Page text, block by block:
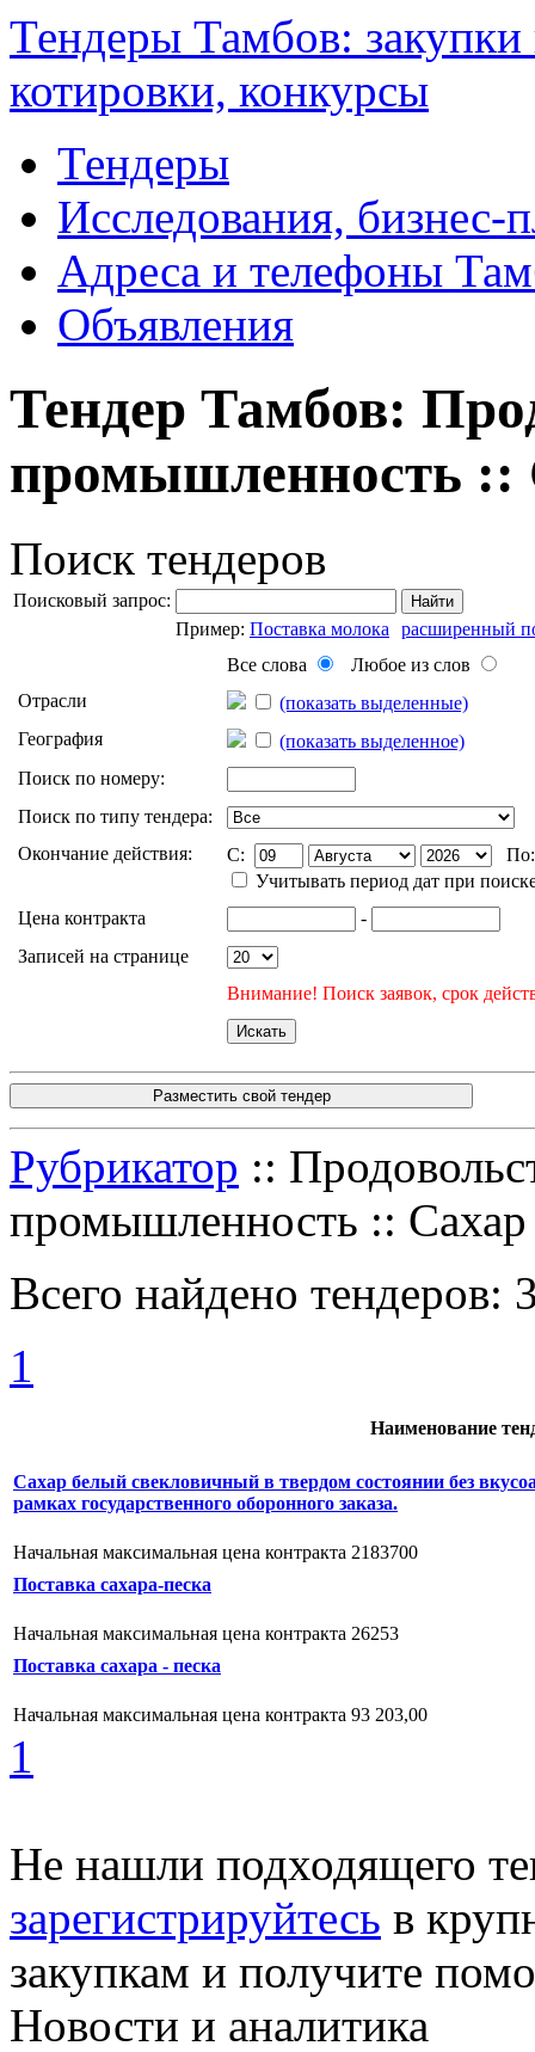
Тендеры Тамбов:
котировки, конкурсы
Тендеры
Исследования, бизнес-
Адреса и телефоны
Объявления
Тендер Тамбов:
промышленность ::
Поиск тендеров
Поисковый запрос: Найти
Пример: Поставка молока
расширенный
Все слова
Любое из слов
Отрасли
(показать выделенные)
География
(показать выделенное)
Поиск по номеру:
Поиск по типу тендера:
Окончание действия:
C:
Учитывать период дат при
Цена контракта
-
Записей на странице
Внимание! Поиск заявок, срок
Разместить свой тендер
Рубрикатор ::
промышленность :: Сахар
Всего найдено тендеров:
1
Наименование
Сахар белый свекловичный в твердом состоянии без
рамках государственного оборонного заказа.
Начальная максимальная цена контракта 2183700
Поставка сахара-песка
Начальная максимальная цена контракта 26253
Поставка сахара - песка
Начальная максимальная цена контракта 93 203,00
1
Не нашли подходящего
зарегистрируйтесь в
закупкам и получите
Новости и аналитика